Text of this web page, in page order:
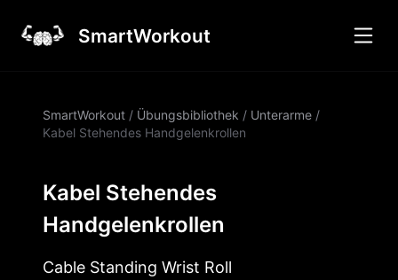
SmartWorkout
SmartWorkout / Übungsbibliothek / Unterarme /
Kabel Stehendes Handgelenkrollen
Kabel Stehendes
Handgelenkrollen
Cable Standing Wrist Roll